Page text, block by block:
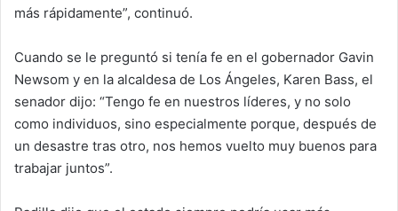
más rápidamente”, continuó.
Cuando se le preguntó si tenía fe en el gobernador Gavin
Newsom y en la alcaldesa de Los Ángeles, Karen Bass, el
senador dijo: “Tengo fe en nuestros líderes, y no solo
como individuos, sino especialmente porque, después de
un desastre tras otro, nos hemos vuelto muy buenos para
trabajar juntos”.